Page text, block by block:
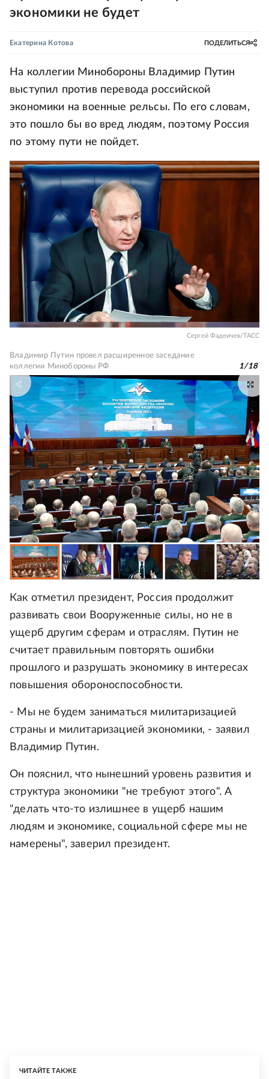
экономики не будет
Екатерина Котова ПОДЕЛИТЬСЯ
На коллегии Минобороны Владимир Путин
выступил против перевода российской
экономики на военные рельсы. По его словам,
это пошло бы во вред людям, поэтому Россия
по этому пути не пойдет.
Сергей Фадеичев/ТАСС
Владимир Путин провел расширенное заседание
коллегии Минобороны РФ
1/18
Как отметил президент, Россия продолжит
развивать свои Вооруженные силы, но не в
ущерб другим сферам и отраслям. Путин не
считает правильным повторять ошибки
прошлого и разрушать экономику в интересах
повышения обороноспособности.
- Мы не будем заниматься милитаризацией
страны и милитаризацией экономики, - заявил
Владимир Путин.
Он пояснил, что нынешний уровень развития и
структура экономики "не требуют этого". А
"делать что-то излишнее в ущерб нашим
людям и экономике, социальной сфере мы не
намерены", заверил президент.
ЧИТАЙТЕ ТАКЖЕ